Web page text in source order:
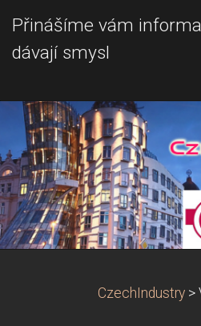
Přinášíme vám
dávají smysl
CzechIndustry >